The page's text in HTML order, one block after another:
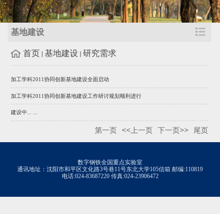
基地建设
首页 基地建设 研究需求
加工学科2011协同创新基地建设全面启动
加工学科2011协同创新基地建设工作研讨规划顺利进行
建设中... ...
第一页 <<上一页 下一页>> 尾页
数字钢铁全国重点实验室
通讯地址：沈阳市和平区文化路3号巷11号东北大学105信箱 邮编:110819
电话:024-83687220 传真:024-23906472